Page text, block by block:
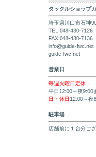
タックルショップ
埼玉県川口市石神
TEL 048-430-7126
FAX 048-430-7136
info@guide-fwc.net
guide-fwc.net
営業日
毎週火曜日定休
平日12:00～夜9:00
日・休日 12:00～夜
駐車場
店舗前に１台分ござ